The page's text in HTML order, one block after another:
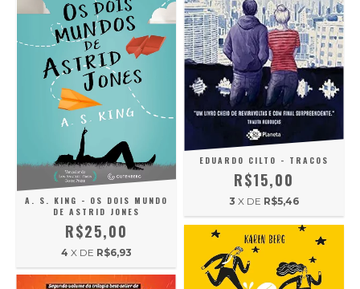
A. S. KING - OS DOIS MUNDO
DE ASTRID JONES
R$25,00
4 X DE R$6,93
EDUARDO CILTO - TRACOS
R$15,00
3 X DE R$5,46